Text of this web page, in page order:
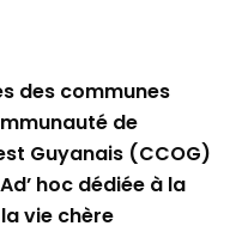
des communes
de
Guyanais (CCOG)
hoc dédiée à la
vie chère